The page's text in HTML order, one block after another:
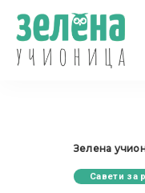
Зелена
Савети за